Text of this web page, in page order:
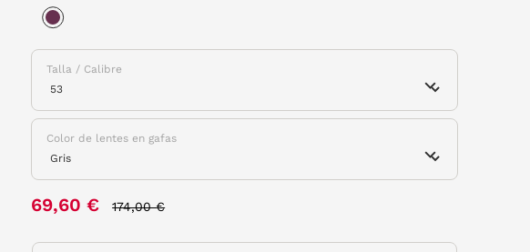
Talla / Calibre
Color de lentes en gafas
69,60 € 174,00 €